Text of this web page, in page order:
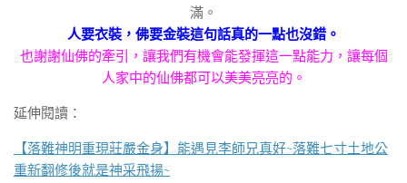
滿。
人要衣裝，佛要金裝這句話真的一點也沒錯。
也謝謝仙佛的牽引，讓我們有機會能發揮這一點能力，讓每個
人家中的仙佛都可以美美亮亮的。
延伸閱讀：
【落難神明重現莊嚴金身】能遇見李師兄真好~落難七寸土地公
重新翻修後就是神采飛揚~